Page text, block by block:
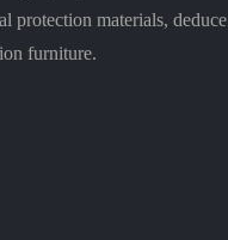
protection materials, deduce
furniture.